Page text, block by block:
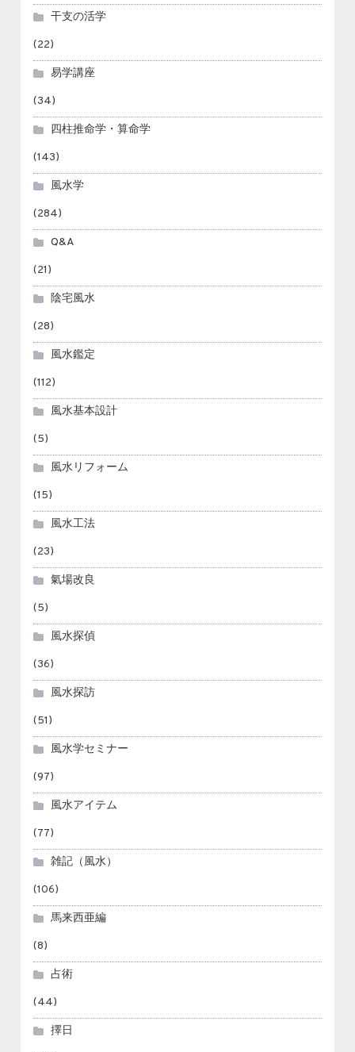
干支の活学
(22)
易学講座
(34)
四柱推命学・算命学
(143)
風水学
(284)
Q&A
(21)
陰宅風水
(28)
風水鑑定
(112)
風水基本設計
(5)
風水リフォーム
(15)
風水工法
(23)
氣場改良
(5)
風水探偵
(36)
風水探訪
(51)
風水学セミナー
(97)
風水アイテム
(77)
雑記（風水）
(106)
馬来西亜編
(8)
占術
(44)
擇日